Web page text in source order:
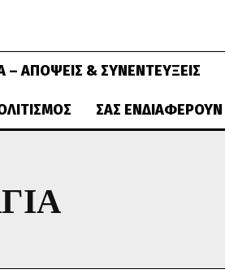
– ΑΠΌΨΕΙΣ & ΣΥΝΕΝΤΕΎΞΕΙΣ
ΣΑΣ ΕΝΔΙΑΦΈΡΟΥΝ